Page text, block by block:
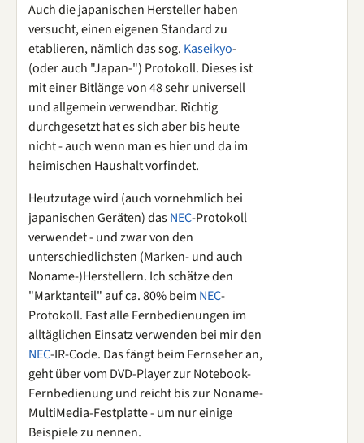
Auch die japanischen Hersteller haben
versucht, einen eigenen Standard zu
etablieren, nämlich das sog. Kaseikyo-
(oder auch "Japan-") Protokoll. Dieses ist
mit einer Bitlänge von 48 sehr universell
und allgemein verwendbar. Richtig
durchgesetzt hat es sich aber bis heute
nicht - auch wenn man es hier und da im
heimischen Haushalt vorfindet.
Heutzutage wird (auch vornehmlich bei
japanischen Geräten) dasNEC-Protokoll
verwendet - und zwar von den
unterschiedlichsten (Marken- und auch
Noname-)Herstellern. Ich schätze den
"Marktanteil" auf ca. 80% beim NEC-
Protokoll. Fast alle Fernbedienungen im
alltäglichen Einsatz verwenden bei mir den
NEC-IR-Code. Das fängt beim Fernseher an,
geht über vom DVD-Player zur Notebook-
Fernbedienung und reicht bis zur Noname-
MultiMedia-Festplatte - um nur einige
Beispiele zu nennen.